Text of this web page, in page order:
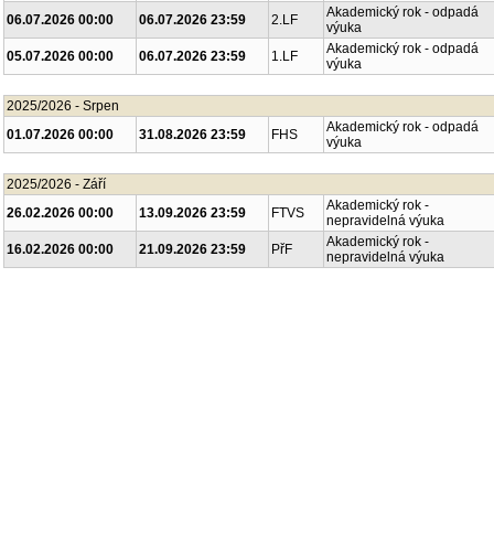
06.07.2026 00:00
06.07.2026 23:59 2.LF
Akademický rok - odpadá
výuka
05.07.2026 00:00
06.07.2026 23:59 1.LF
Akademický rok - odpadá
výuka
2025/2026 - Srpen
01.07.2026 00:00
31.08.2026 23:59 FHS
Akademický rok - odpadá
výuka
2025/2026 - Září
26.02.2026 00:00
13.09.2026 23:59 FTVS
Akademický rok -
nepravidelná výuka
16.02.2026 00:00
21.09.2026 23:59 PřF
Akademický rok -
nepravidelná výuka